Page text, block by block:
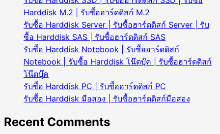
ซื้อ
Ram
Server
|
รับ
ซื้อ
แรม
Server
มือ
สอง
|
Harddisk M.2 | รับซื้อฮาร์ดดิสก์ M.2
รับซื้อ Harddisk Server | รับซื้อฮาร์ดดิสก์ Server | รับ
ซื้อ Harddisk SAS | รับซื้อฮาร์ดดิสก์ SAS
รับซื้อ Harddisk Notebook | รับซื้อฮาร์ดดิสก์
Notebook | รับซื้อ Harddisk โน๊ตบุ๊ค | รับซื้อฮาร์ดดิสก์
โน๊ตบุ๊ค
รับซื้อ Harddisk PC | รับซื้อฮาร์ดดิสก์ PC
รับซื้อ Harddisk มือสอง | รับซื้อฮาร์ดดิสก์มือสอง
Recent Comments